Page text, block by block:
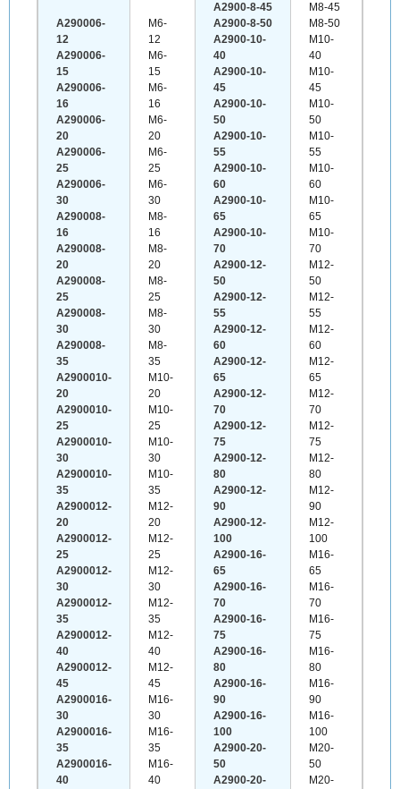
A290006-
12
A290006-
15
A290006-
16
A290006-
20
A290006-
25
A290006-
30
A290008-
16
A290008-
20
A290008-
25
A290008-
30
A290008-
35
A2900010-
20
A2900010-
25
A2900010-
30
A2900010-
35
A2900012-
20
A2900012-
25
A2900012-
30
A2900012-
35
A2900012-
40
A2900012-
45
A2900016-
30
A2900016-
35
A2900016-
40
M6-
12
M6-
15
M6-
16
M6-
20
M6-
25
M6-
30
M8-
16
M8-
20
M8-
25
M8-
30
M8-
35
M10-
20
M10-
25
M10-
30
M10-
35
M12-
20
M12-
25
M12-
30
M12-
35
M12-
40
M12-
45
M16-
30
M16-
35
M16-
40
A2900-8-45
A2900-8-50
A2900-10-
40
A2900-10-
45
A2900-10-
50
A2900-10-
55
A2900-10-
60
A2900-10-
65
A2900-10-
70
A2900-12-
50
A2900-12-
55
A2900-12-
60
A2900-12-
65
A2900-12-
70
A2900-12-
75
A2900-12-
80
A2900-12-
90
A2900-12-
100
A2900-16-
65
A2900-16-
70
A2900-16-
75
A2900-16-
80
A2900-16-
90
A2900-16-
100
A2900-20-
50
A2900-20-
M8-45
M8-50
M10-
40
M10-
45
M10-
50
M10-
55
M10-
60
M10-
65
M10-
70
M12-
50
M12-
55
M12-
60
M12-
65
M12-
70
M12-
75
M12-
80
M12-
90
M12-
100
M16-
65
M16-
70
M16-
75
M16-
80
M16-
90
M16-
100
M20-
50
M20-